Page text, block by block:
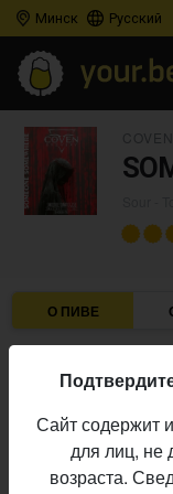
Минск Русский
О ПИВЕ
Пивоварня:
Алкоголь:
Начало
выпуска:
Сайт содержит
для лиц, не
возраста.